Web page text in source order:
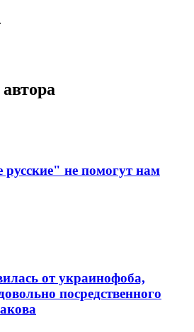
не помогут нам
от украинофоба,
посредственного